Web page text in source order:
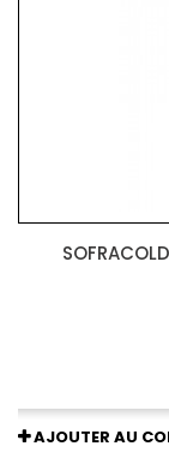
AJOUTER AU